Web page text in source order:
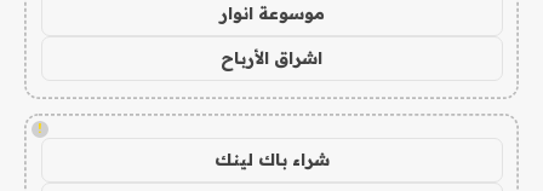
موسوعة انوار
اشراق الأرباح
!
شراء باك لينك